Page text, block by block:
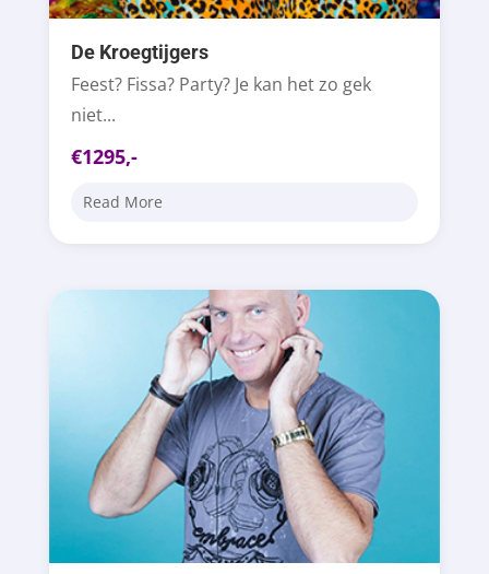
De Kroegtijgers
Feest? Fissa? Party? Je kan het zo gek
niet...
€1295,-
Read More